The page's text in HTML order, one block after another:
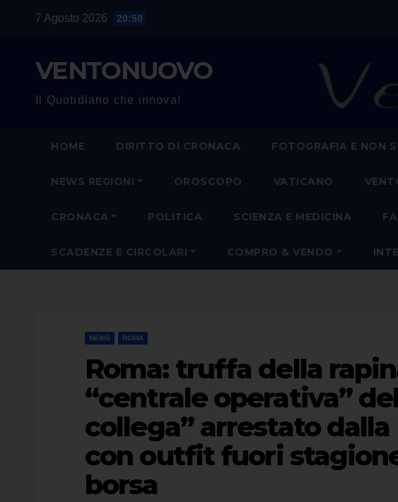
7 Agosto 2026 20:58
VENTONUOVO
Il Quotidiano che innova!
HOME DIRITTO DI CRONACA FOTOGRAFIA E NON
NEWS REGIONI OROSCOPO VATICANO
CRONACA POLITICA SCIENZA E MEDICINA
SCADENZE E CIRCOLARI COMPRO & VENDO
NEWS ROMA
Roma: truffa della
“centrale operativa”
collega” arrestato
con outfit fuori
borsa